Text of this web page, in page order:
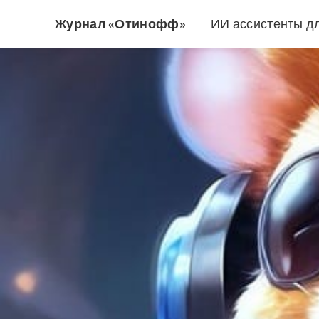
Журнал «Отинофф» ИИ ассистенты